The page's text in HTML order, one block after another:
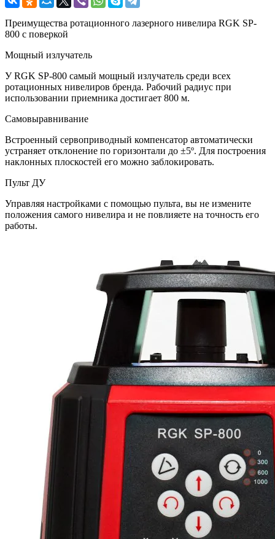
Преимущества ротационного лазерного нивелира RGK SP-
800 с поверкой
Мощный излучатель
У RGK SP-800 самый мощный излучатель среди всех
ротационных нивелиров бренда. Рабочий радиус при
использовании приемника достигает 800 м.
Самовыравнивание
Встроенный сервоприводный компенсатор автоматически
устраняет отклонение по горизонтали до ±5º. Для построения
наклонных плоскостей его можно заблокировать.
Пульт ДУ
Управляя настройками с помощью пульта, вы не измените
положения самого нивелира и не повлияете на точность его
работы.